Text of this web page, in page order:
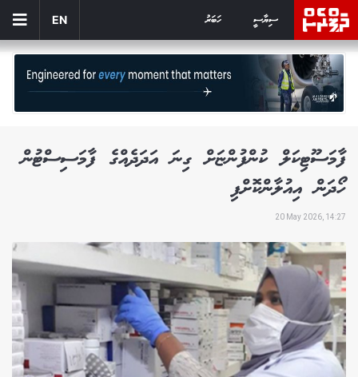
ސިޔާސީ ހަބަރު EN
ފާމަސޫޓިކަލް ކުންފުންޏަށް ގިނަ އަދަދެއްގެ ފާމަސިސްޓުން
ހޯދަން އިއުލާންކޮށްފި
20 May 2026, 14:27